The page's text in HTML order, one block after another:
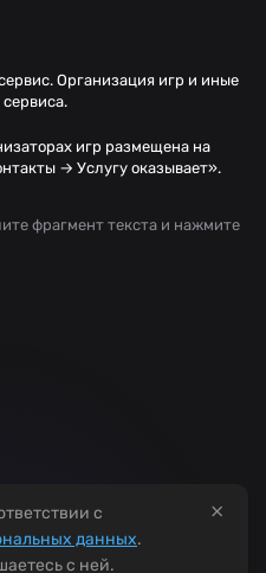
Организация игр и иные
игр размещена на
→ Услугу оказывает».
фрагмент текста и нажмите
×
с
данных.
с ней.